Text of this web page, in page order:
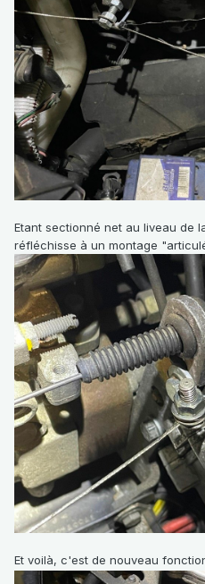
Etant sectionné net au liveau de
réfléchisse à un montage
Et voilà, c'est de nouveau